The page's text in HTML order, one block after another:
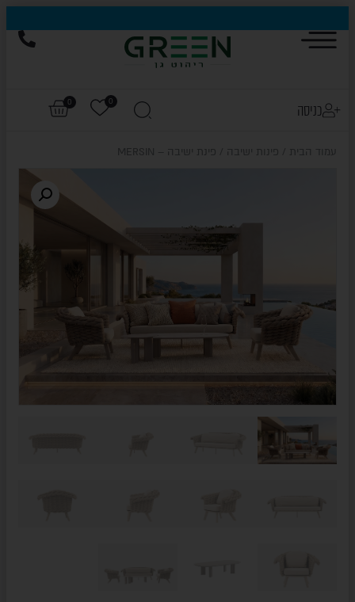
כניסה 0
0
עמוד הבית פינות ישיבה / פינת ישיבה – MERSIN